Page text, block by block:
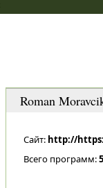
Roman
Сайт: http://
Всего программ:5